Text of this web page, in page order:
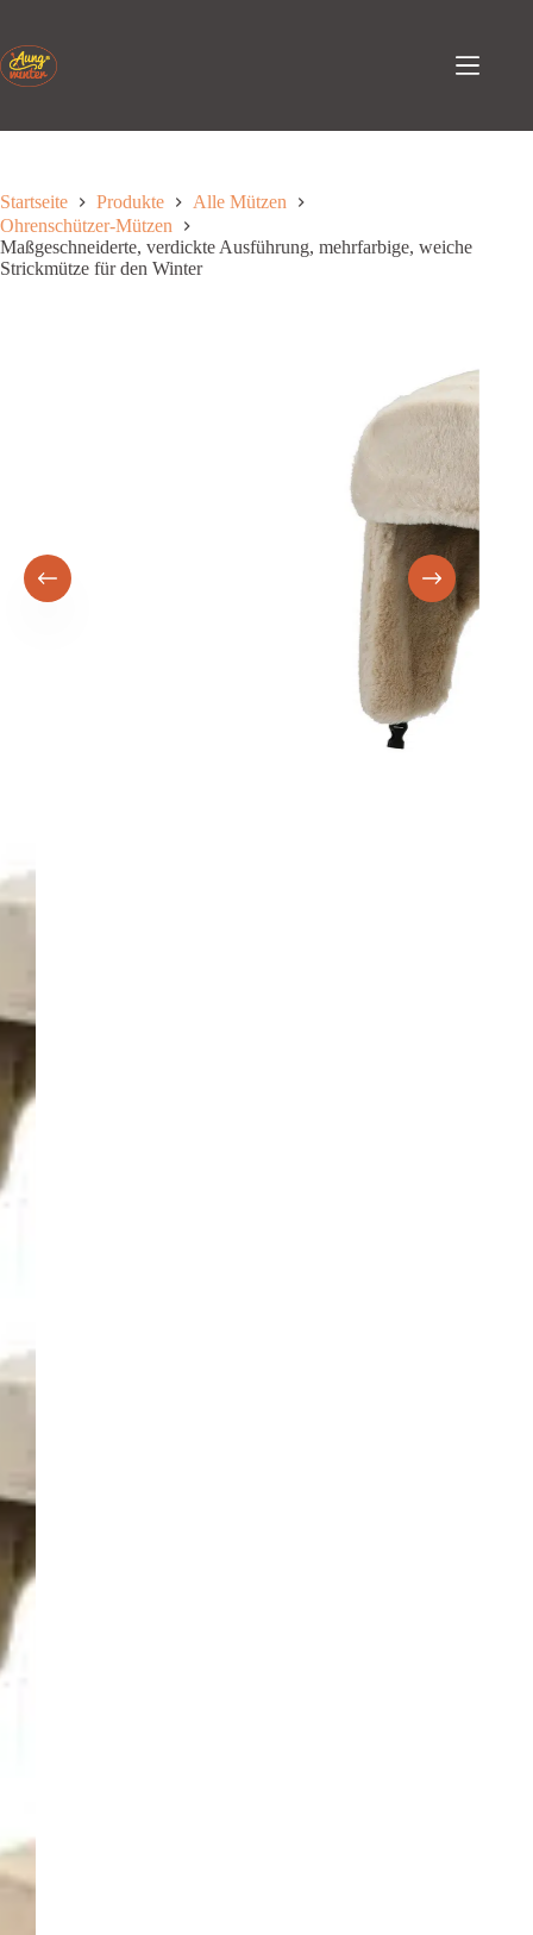
springen
Startseite Produkte
Alle Mützen
Ohrenschützer-Mützen
Maßgeschneiderte, verdickte Ausführung, mehrfarbige, weiche
Strickmütze für den Winter